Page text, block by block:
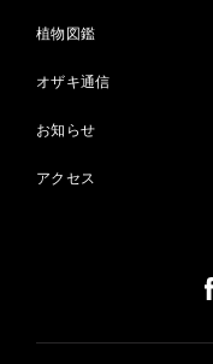
植物図鑑
オザキ通信
お知らせ
アクセス